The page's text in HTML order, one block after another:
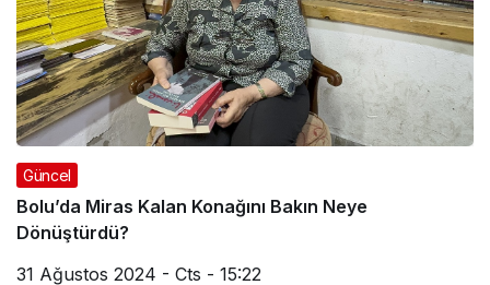
Güncel
Bolu’da Miras Kalan Konağını Bakın Neye
Dönüştürdü?
31 Ağustos 2024 - Cts - 15:22